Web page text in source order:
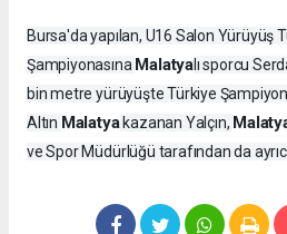
Bursa'da yapılan, U16 Salon Yürüyüş
Şampiyonasına Malatyalı sporcu
bin metre yürüyüşte Türkiye
Altın Malatyakazanan Yalçın,
ve Spor Müdürlüğü tarafından da